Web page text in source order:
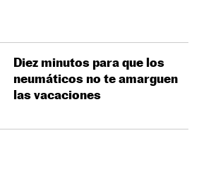
Diez minutos para que los
neumáticos no te amarguen
las vacaciones